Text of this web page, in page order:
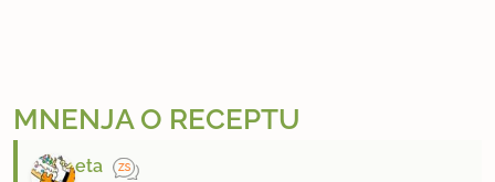
MNENJA O RECEPTU
eta